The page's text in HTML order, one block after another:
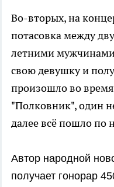
Во-вторых, на
потасовка между
летними
свою девушку и
произошло во
"Полковник", один
далее всё пошло по
Автор народной
получает гонорар